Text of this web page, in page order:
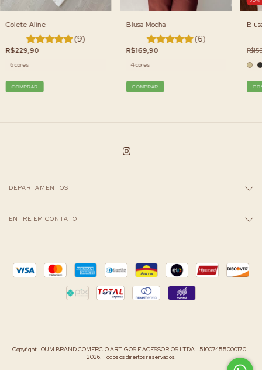
Colete Aline
(9)
R$229,90
6 cores
COMPRAR
Blusa Mocha
(6)
R$169,90
4 cores
COMPRAR
DEPARTAMENTOS
ENTRE EM CONTATO
Copyright LOUM BRAND COMERCIO ARTIGOS E ACESSORIOS LTDA - 51007455000170 -
2026. Todos os direitos reservados.